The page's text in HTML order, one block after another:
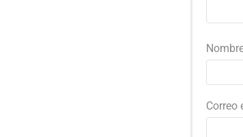
Correo